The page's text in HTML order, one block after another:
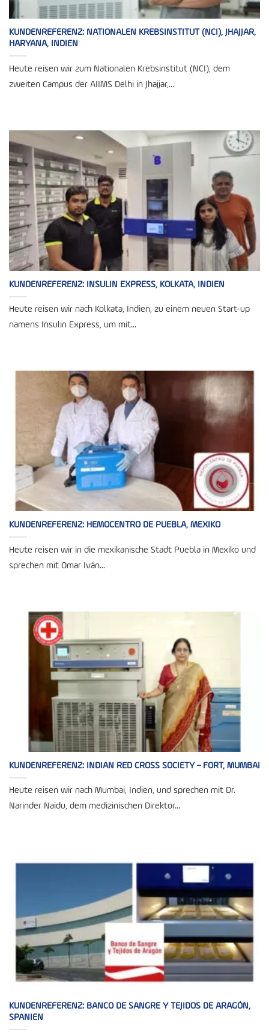
KUNDENREFERENZ: NATIONALEN KREBSINSTITUT (NCI), JHAJJAR,
HARYANA, INDIEN
Heute reisen wir zum Nationalen Krebsinstitut (NCI), dem
zweiten Campus der AIIMS Delhi in Jhajjar,...
KUNDENREFERENZ: INSULIN EXPRESS, KOLKATA, INDIEN
Heute reisen wir nach Kolkata, Indien, zu einem neuen Start-up
namens Insulin Express, um mit...
KUNDENREFERENZ: HEMOCENTRO DE PUEBLA, MEXIKO
Heute reisen wir in die mexikanische Stadt Puebla in Mexiko und
sprechen mit Omar Iván...
KUNDENREFERENZ: INDIAN RED CROSS SOCIETY – FORT, MUMBAI
Heute reisen wir nach Mumbai, Indien, und sprechen mit Dr.
Narinder Naidu, dem medizinischen Direktor...
KUNDENREFERENZ: BANCO DE SANGRE Y TEJIDOS DE ARAGÓN,
SPANIEN